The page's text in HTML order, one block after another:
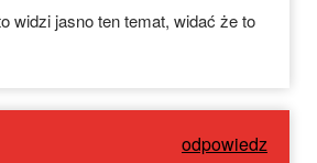
widzi jasno ten temat, widać że to
odpowiedz